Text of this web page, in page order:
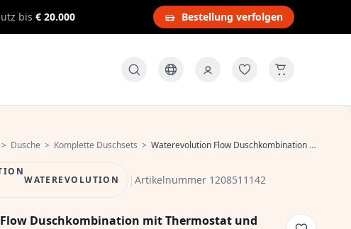
bis € 20.000 Bestellung verfolgen
> Dusche > Komplette Duschsets > Waterevolution Flow Duschkombination mit Thermostat und Regendusche mattschwarz T141TPR
WATEREVOLUTION |Artikelnummer 1208511142
Duschkombination mit Thermostat und